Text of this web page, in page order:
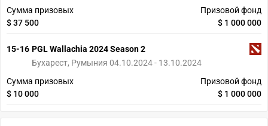
Сумма призовых
$ 37 500
Призовой фонд
$ 1 000 000
15-16 PGL Wallachia 2024 Season 2
Бухарест, Румыния 04.10.2024 - 13.10.2024
Сумма призовых
$ 10 000
Призовой фонд
$ 1 000 000